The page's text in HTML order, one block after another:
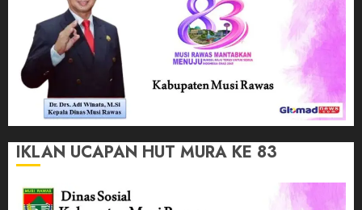
IKLAN UCAPAN HUT MURA KE 83